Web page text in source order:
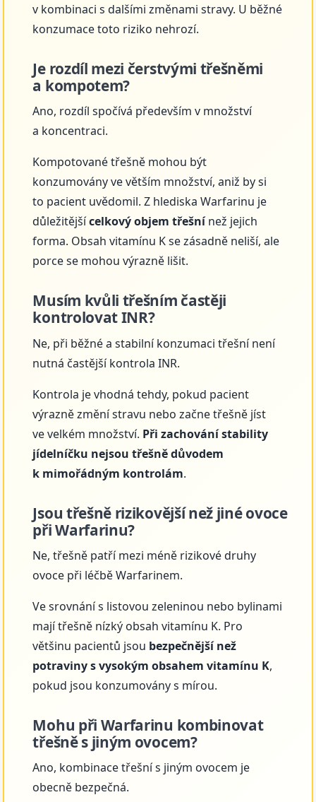
v kombinaci s dalšími změnami stravy. U běžné
konzumace toto riziko nehrozí.
Je rozdíl mezi čerstvými třešněmi
a kompotem?
Ano, rozdíl spočívá především v množství
a koncentraci.
Kompotované třešně mohou být
konzumovány ve větším množství, aniž by si
to pacient uvědomil. Z hlediska Warfarinu je
důležitějšícelkový objem třešnínež jejich
forma. Obsah vitamínu K se zásadně neliší, ale
porce se mohou výrazně lišit.
Musím kvůli třešním častěji
kontrolovat INR?
Ne, při běžné a stabilní konzumaci třešní není
nutná častější kontrola INR.
Kontrola je vhodná tehdy, pokud pacient
výrazně změní stravu nebo začne třešně jíst
ve velkém množství. Při zachování stability
jídelníčku nejsou třešně důvodem
k mimořádným kontrolám.
Jsou třešně rizikovější než jiné ovoce
při Warfarinu?
Ne, třešně patří mezi méně rizikové druhy
ovoce při léčbě Warfarinem.
Ve srovnání s listovou zeleninou nebo bylinami
mají třešně nízký obsah vitamínu K. Pro
většinu pacientů jsou bezpečnější než
potraviny s vysokým obsahem vitamínu K,
pokud jsou konzumovány s mírou.
Mohu při Warfarinu kombinovat
třešně s jiným ovocem?
Ano, kombinace třešní s jiným ovocem je
obecně bezpečná.